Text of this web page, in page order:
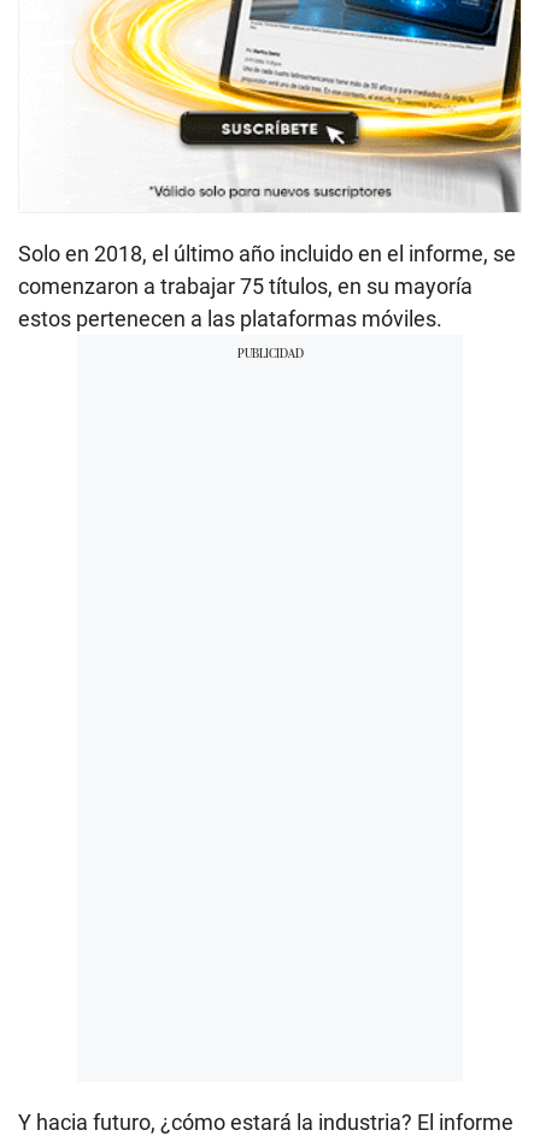
Solo en 2018, el último año incluido en el informe, se
comenzaron a trabajar 75 títulos, en su mayoría
estos pertenecen a las plataformas móviles.
Y hacia futuro, ¿cómo estará la industria? El informe